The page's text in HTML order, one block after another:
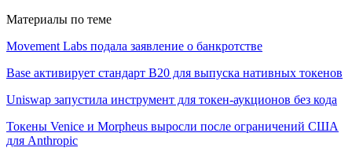
Материалы по теме
Movement Labs подала заявление о банкротстве
Base активирует стандарт B20 для выпуска нативных токенов
Uniswap запустила инструмент для токен-аукционов без кода
Токены Venice и Morpheus выросли после ограничений США
для Anthropic